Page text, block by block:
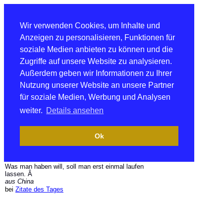
Wir verwenden Cookies, um Inhalte und
Anzeigen zu personalisieren, Funktionen für
soziale Medien anbieten zu können und die
Zugriffe auf unsere Website zu analysieren.
Außerdem geben wir Informationen zu Ihrer
Nutzung unserer Website an unsere Partner
für soziale Medien, Werbung und Analysen
weiter. Details ansehen
Ok
Was man haben will, soll man erst einmal laufen
lassen. Â
aus China
bei Zitate des Tages